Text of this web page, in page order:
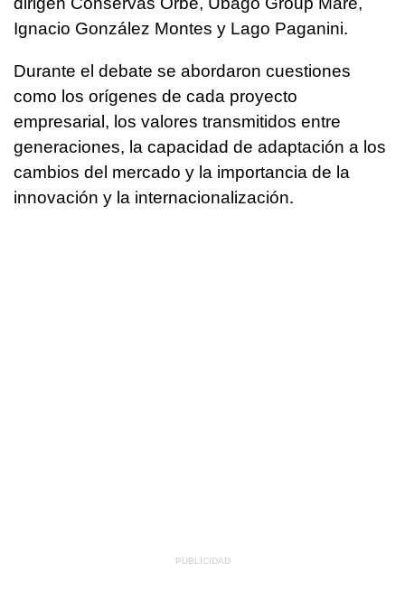
Ignacio González Montes y Lago Paganini.
Durante el debate se abordaron cuestiones
como los orígenes de cada proyecto
empresarial, los valores transmitidos entre
generaciones, la capacidad de adaptación a los
cambios del mercado y la importancia de la
innovación y la internacionalización.